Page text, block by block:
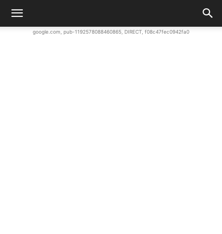
google.com, pub-1192578088460865, DIRECT, f08c47fec0942fa0